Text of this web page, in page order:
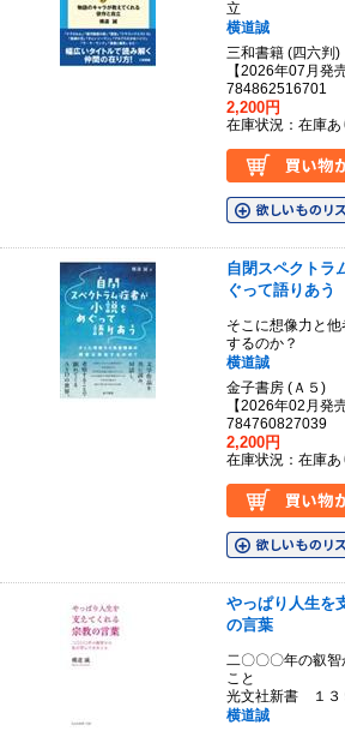
立
横道誠
三和書籍 (四六判)
【2026年07月
784862516701
2,200円
在庫状況：在庫あ
自閉スペクトラ
ぐって語りあう
そこに想像力と
するのか？
横道誠
金子書房 (Ａ５)
【2026年02月
784760827039
2,200円
在庫状況：在庫あ
やっぱり人生を
の言葉
二〇〇〇年の叡
こと
光文社新書 １３
横道誠